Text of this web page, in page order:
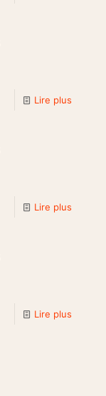
Lire plus
Lire plus
Lire plus